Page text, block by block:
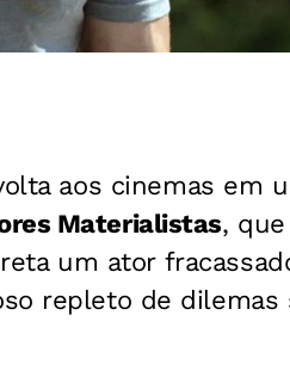
aos cinemas em
Materialistas,
um ator
repleto de dilemas